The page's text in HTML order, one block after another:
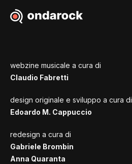
webzine musicale a cura di
Claudio Fabretti
design originale e sviluppo a cura di
Edoardo M. Cappuccio
redesign a cura di
Gabriele Brombin
Anna Quaranta